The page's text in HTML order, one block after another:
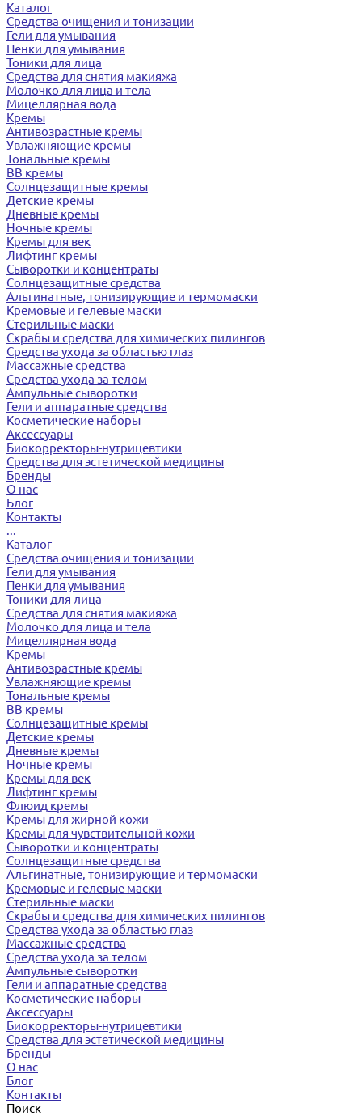
Каталог
Средства очищения и тонизации
Гели для умывания
Пенки для умывания
Тоники для лица
Средства для снятия макияжа
Молочко для лица и тела
Мицеллярная вода
Кремы
Антивозрастные кремы
Увлажняющие кремы
Тональные кремы
BB кремы
Солнцезащитные кремы
Детские кремы
Дневные кремы
Ночные кремы
Кремы для век
Лифтинг кремы
Сыворотки и концентраты
Солнцезащитные средства
Альгинатные, тонизирующие и термомаски
Кремовые и гелевые маски
Стерильные маски
Скрабы и средства для химических пилингов
Средства ухода за областью глаз
Массажные средства
Средства ухода за телом
Ампульные сыворотки
Гели и аппаратные средства
Косметические наборы
Аксессуары
Биокорректоры-нутрицевтики
Средства для эстетической медицины
Бренды
О нас
Блог
Контакты
...
Каталог
Средства очищения и тонизации
Гели для умывания
Пенки для умывания
Тоники для лица
Средства для снятия макияжа
Молочко для лица и тела
Мицеллярная вода
Кремы
Антивозрастные кремы
Увлажняющие кремы
Тональные кремы
BB кремы
Солнцезащитные кремы
Детские кремы
Дневные кремы
Ночные кремы
Кремы для век
Лифтинг кремы
Флюид кремы
Кремы для жирной кожи
Кремы для чувствительной кожи
Сыворотки и концентраты
Солнцезащитные средства
Альгинатные, тонизирующие и термомаски
Кремовые и гелевые маски
Стерильные маски
Скрабы и средства для химических пилингов
Средства ухода за областью глаз
Массажные средства
Средства ухода за телом
Ампульные сыворотки
Гели и аппаратные средства
Косметические наборы
Аксессуары
Биокорректоры-нутрицевтики
Средства для эстетической медицины
Бренды
О нас
Блог
Контакты
Поиск